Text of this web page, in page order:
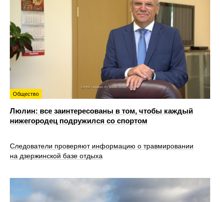
Общество
Люлин: все заинтересованы в том, чтобы каждый
нижегородец подружился со спортом
Следователи проверяют информацию о травмировании
на дзержинской базе отдыха